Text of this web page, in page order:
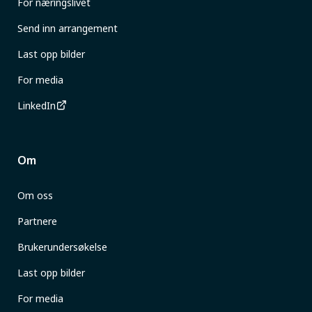
Send inn arrangement
Last opp bilder
For media
LinkedIn
Om
Om oss
Partnere
Brukerundersøkelse
Last opp bilder
For media